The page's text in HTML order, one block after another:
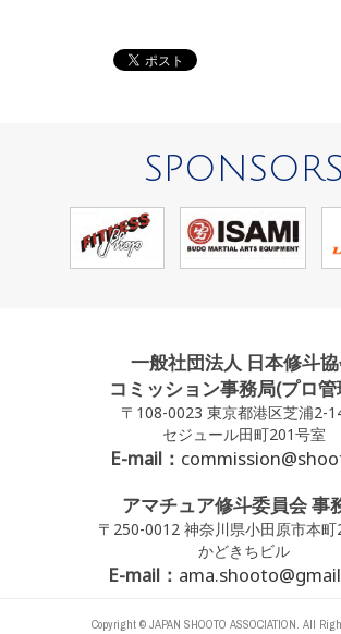
SPONSORS
一般社団法人 日本修斗
コミッション事務局(プロ
〒108-0023 東京都港区芝浦2-
セジュール田町201号室
E-mail：
アマチュア修斗委員会 事
〒250-0012 神奈川県小田原市本
かどきちビル
E-mail：
Copyright © JAPAN SHOOTO ASSOCIATION. All